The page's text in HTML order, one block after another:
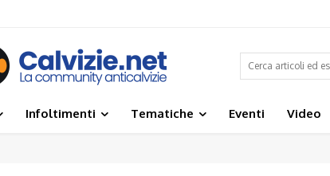
Infoltimenti Tematiche Eventi Video